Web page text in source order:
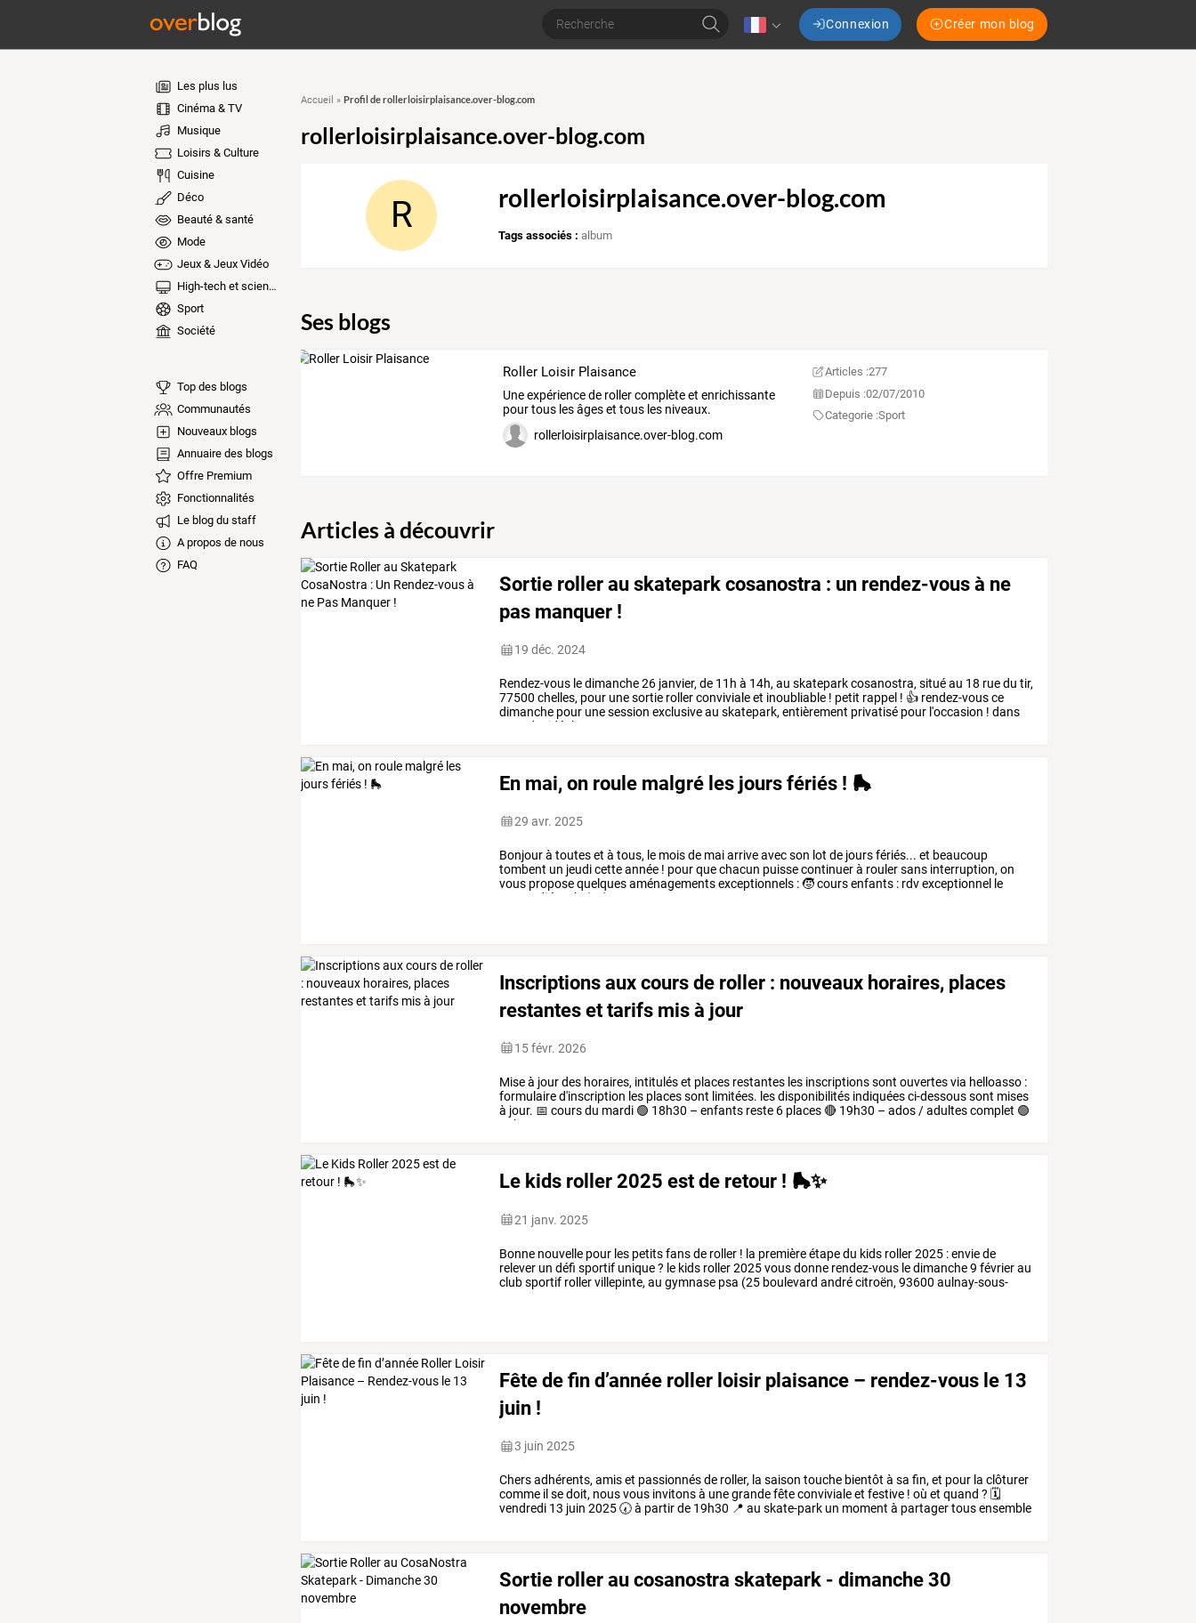
Connexion Créer mon blog
Les plus lus
Cinéma & TV
Musique
Loisirs & Culture
Cuisine
Déco
Beauté & santé
Mode
Jeux & Jeux Vidéo
High-tech et sciences
Sport
Société
Top des blogs
Communautés
Nouveaux blogs
Annuaire des blogs
Offre Premium
Fonctionnalités
Le blog du staff
A propos de nous
FAQ
Accueil » Profil de rollerloisirplaisance.over-blog.com
rollerloisirplaisance.over-blog.com
R rollerloisirplaisance.over-blog.com
Tags associés : album
Ses blogs
Roller Loisir Plaisance
Une expérience de roller complète et enrichissante
pour tous les âges et tous les niveaux.
rollerloisirplaisance.over-blog.com
Articles :277
Depuis :02/07/2010
Categorie :Sport
Articles à découvrir
Sortie roller au skatepark cosanostra : un rendez-vous à ne
pas manquer !
19 déc. 2024
Rendez-vous ledimanche26 janvier, de 11h à 14h, au skateparkcosanostra, situéau 18 ruedu tir,
77500 chelles, pour unesortie rollerconvivialeet inoubliable ! petit rappel ! 👍 rendez-vousce
dimanche pour unesession exclusiveau skatepark, entièrement privatisé pour l'occasion ! dans
cadre idéal,
En mai, on roule malgré les jours fériés ! 🛼
29 avr. 2025
Bonjourà touteset à tous, le moisde maiarriveavecson lot de joursfériés... et beaucoup
tombent un jeudicetteannée ! pourquechacun puissecontinuerà roulersans interruption, on
vous proposequelquesaménagementsexceptionnels :🧒coursenfants : rdvexceptionnel le
mercredi à 19h 👨 👩
Inscriptions aux cours de roller : nouveaux horaires, places
restantes et tarifs mis à jour
15 févr. 2026
Miseà jourdes horaires, intituléset places restantes les inscriptionssont ouvertesvia helloasso :
formulaired'inscription les placessont limitées. lesdisponibilités indiquéesci-dessoussont mises
à jour. 📅 coursdu mardi 🟢 18h30 – enfants reste 6 places🔴 19h30 – ados /adultescomplet 🟢
20h30
Le kids roller 2025 est de retour ! 🛼✨
21 janv. 2025
Bonne nouvelle pour les petitsfansde roller ! la premièreétapedu kids roller2025 :enviede
relever un défi sportif unique? le kids roller2025vousdonne rendez-vous ledimanche9 févrierau
clubsportif rollervillepinte, au gymnase psa (25 boulevard andrécitroën, 93600 aulnay-sous-
Fête de fin d’année roller loisir plaisance – rendez-vous le 13
juin !
3 juin 2025
Chersadhérents,amiset passionnésde roller, la saison touche bientôt à sa fin,et pour la clôturer
comme il sedoit, nousvous invitonsà unegrandefêteconvivialeet festive ! où et quand ? 🗓
vendredi 13 juin 2025🕢à partirde 19h30 📍 au skate-park un moment à partagertousensemble
Sortie roller au cosanostra skatepark - dimanche 30
novembre